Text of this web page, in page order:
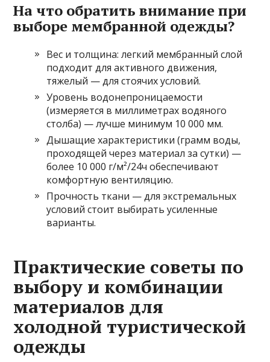
На что обратить внимание при
выборе мембранной одежды?
Вес и толщина: легкий мембранный слой
подходит для активного движения,
тяжелый — для стоячих условий.
Уровень водонепроницаемости
(измеряется в миллиметрах водяного
столба) — лучше минимум 10 000 мм.
Дышащие характеристики (грамм воды,
проходящей через материал за сутки) —
более 10 000 г/м²/24ч обеспечивают
комфортную вентиляцию.
Прочность ткани — для экстремальных
условий стоит выбирать усиленные
варианты.
Практические советы по
выбору и комбинации
материалов для
холодной туристической
одежды